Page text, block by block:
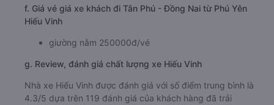
f. Giá vé giá xe khách đi Tân Phú - Đồng Nai từ Phú Yên
Hiếu Vinh
giường nằm 250000đ/vé
g. Review, đánh giá chất lượng xe Hiếu Vinh
Nhà xe Hiếu Vinh được đánh giá với số điểm trung bình là
4.3/5 dựa trên 119 đánh giá của khách hàng đã trải